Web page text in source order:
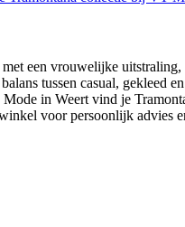
een vrouwelijke
tussen casual, gekleed
in Weert vind je
voor persoonlijk advies